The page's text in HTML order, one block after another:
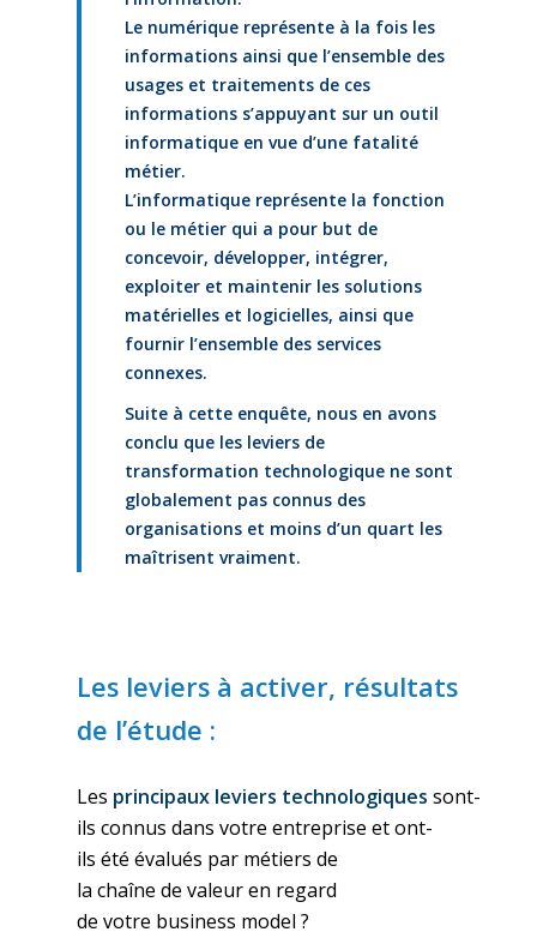
Le numérique représente à la fois les
informations ainsi que l’ensemble des
usages et traitements de ces
informations s’appuyant sur un outil
informatique en vue d’une fatalité
métier.
L’informatique représente la fonction
ou le métier qui a pour but de
concevoir, développer, intégrer,
exploiter et maintenir les solutions
matérielles et logicielles, ainsi que
fournir l’ensemble des services
connexes.
Suite à cette enquête, nous en avons
conclu que les leviers de
transformation technologique ne sont
globalement pas connus des
organisations et moins d’un quart les
maîtrisent vraiment.
Les leviers à activer, résultats
de l’étude :
Les principaux leviers technologiques sont-
ils connus dansvotre entreprise etont-
ils été évalués par métiersde
lachaîne devaleuren regard
devotre business model ?